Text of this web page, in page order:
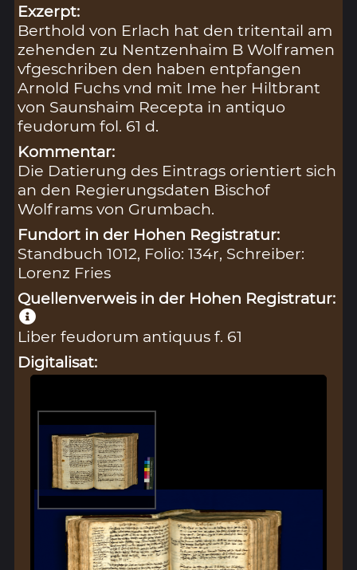
Exzerpt:
Berthold von Erlach hat den tritentail am
zehenden zu Nentzenhaim B Wolframen
vfgeschriben den haben entpfangen
Arnold Fuchs vnd mit Ime her Hiltbrant
von Saunshaim Recepta in antiquo
feudorum fol. 61 d.
Kommentar:
Die Datierung des Eintrags orientiert sich
an den Regierungsdaten Bischof
Wolframs von Grumbach.
Fundort in der Hohen Registratur:
Standbuch 1012, Folio: 134r, Schreiber:
Lorenz Fries
Quellenverweis in der Hohen Registratur:
Liber feudorum antiquus f. 61
Digitalisat: